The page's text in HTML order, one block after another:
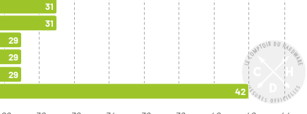
31
31
29
29
29
42